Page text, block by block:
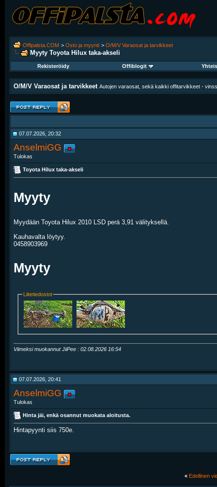
Offipalsta.COM > Osto ja myynti > O/M/V Varaosat ja tarvikkeet
Myyty Toyota Hilux taka-akseli
Rekisteröidy Offiblogit
O/M/V Varaosat ja tarvikkeet Autojen varaosat, sekä kaikki offitarvikkeet -
07.07.2026, 20:32
AnselmiGG
Tulokas
Toyota Hilux taka-akseli
Myyty
Myydään Toyota Hilux 2010 LSD perä 3,91 välityksellä.
Kauhavalta löytyy.
0458903969
Myyty
Liitetiedostot
Viimeksi muokannut JiiPee : 02.08.2026 16:54
07.07.2026, 20:41
AnselmiGG
Tulokas
Hinta jäi, enkä osannut muokata aloitusta.
Hintapyynti siis 750e.
« Edellinen